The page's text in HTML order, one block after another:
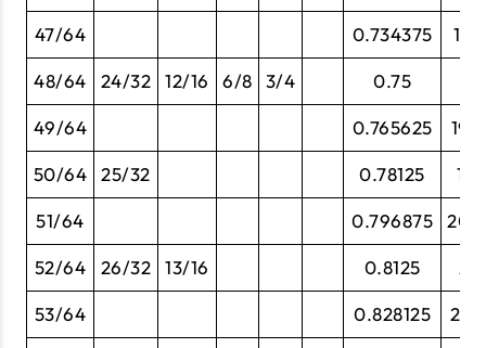
47/64 0.734375
48/64 24/32 12/16 6/8 3/4 0.75
49/64 0.765625
50/64 25/32 0.78125
51/64 0.796875
52/64 26/32 13/16 0.8125
53/64 0.828125